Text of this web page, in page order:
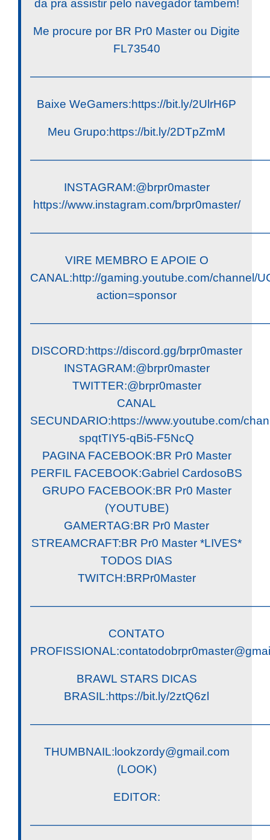
da pra assistir pelo navegador tambem!
Me procure por BR Pr0 Master ou Digite
FL73540
Baixe WeGamers:https://bit.ly/2UlrH6P
Meu Grupo:https://bit.ly/2DTpZmM
INSTAGRAM:@brpr0master
https://www.instagram.com/brpr0master/
VIRE MEMBRO E APOIE O
CANAL:http://gaming.youtube.com/channel/
action=sponsor
DISCORD:https://discord.gg/brpr0master
INSTAGRAM:@brpr0master
TWITTER:@brpr0master
CANAL
SECUNDARIO:https://www.youtube.com/
spqtTIY5-qBi5-F5NcQ
PAGINA FACEBOOK:BR Pr0 Master
PERFIL FACEBOOK:Gabriel CardosoBS
GRUPO FACEBOOK:BR Pr0 Master
(YOUTUBE)
GAMERTAG:BR Pr0 Master
STREAMCRAFT:BR Pr0 Master *LIVES*
TODOS DIAS
TWITCH:BRPr0Master
CONTATO
PROFISSIONAL:
BRAWL STARS DICAS
BRASIL:https://bit.ly/2ztQ6zl
THUMBNAIL:lookzordy@gmail.com
(LOOK)
EDITOR: